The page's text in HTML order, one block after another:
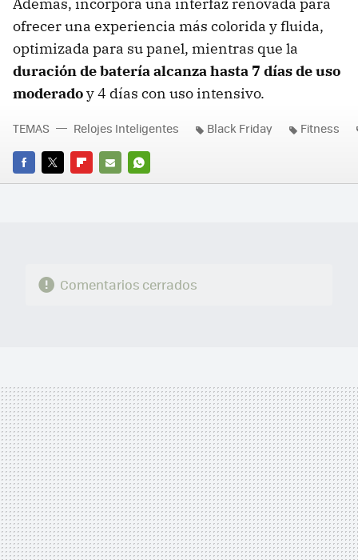
Además, incorpora una interfaz renovada para
ofrecer una experiencia más colorida y fluida,
optimizada para su panel, mientras que la
duración de batería alcanza hasta 7 días de uso
moderadoy 4 días con uso intensivo.
FACEBOOK
TWITTERFLIPBOARD
E-
WHATSAPP
TEMAS Relojes Inteligentes Black Friday Fitness
Comentarios cerrados